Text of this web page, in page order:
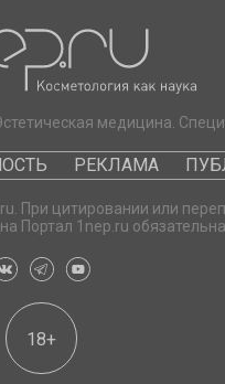
медицина.
РЕКЛАМА
При цитировании или
Портал 1nep.ru обязательна.
18+